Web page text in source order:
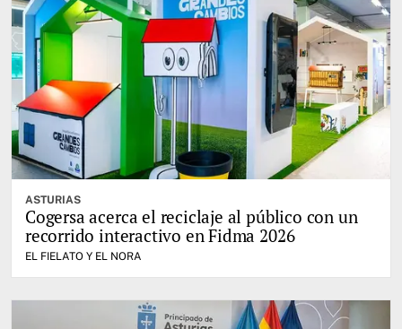
ASTURIAS
Cogersa acerca el reciclaje al público con un
recorrido interactivo en Fidma 2026
EL FIELATO Y EL NORA